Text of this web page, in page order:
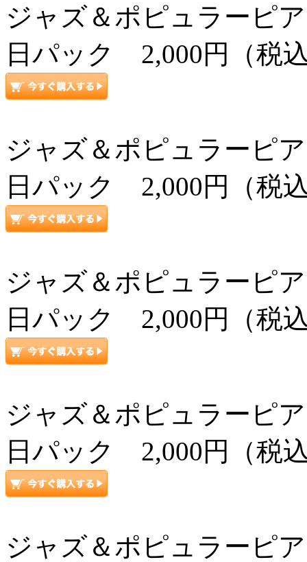
ジャズ＆ポピュラーピ
日パック 2,000円（税
ジャズ＆ポピュラーピ
日パック 2,000円（税
ジャズ＆ポピュラーピ
日パック 2,000円（税
ジャズ＆ポピュラーピ
日パック 2,000円（税
ジャズ＆ポピュラーピ